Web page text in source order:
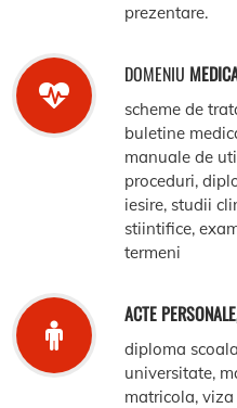
prezentare.
DOMENIU
scheme de
buletine
manuale de
proceduri,
iesire, studii
stiintifice,
termeni
ACTE
diploma
universitate,
matricola,